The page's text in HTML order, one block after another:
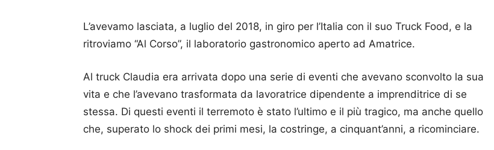
L’avevamo lasciata, a luglio del 2018, in giro per l’Italia con il suo Truck Food, e la
ritroviamo “Al Corso”, il laboratorio gastronomico aperto ad Amatrice.
Al truck Claudia era arrivata dopo una serie di eventi che avevano sconvolto la sua
vita e che l’avevano trasformata da lavoratrice dipendente a imprenditrice di se
stessa. Di questi eventi il terremoto è stato l’ultimo e il più tragico, ma anche quello
che, superato lo shock dei primi mesi, la costringe, a cinquant’anni, a ricominciare.